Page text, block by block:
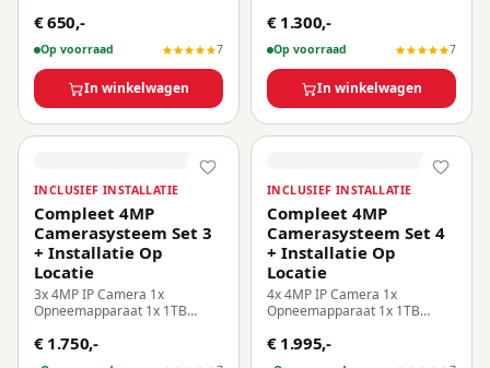
Installatie Op Locatie!
€ 650,-
Op voorraad 7
In winkelwagen
Harde Schijf Inclusief
€ 1.300,-
Op voorraad 7
In winkelwagen
INCLUSIEF INSTALLATIE
Compleet 4MP
Camerasysteem Set 3
+ Installatie Op
Locatie
3x 4MP IP Camera 1x
Opneemapparaat 1x 1TB
Installatie Op Locatie!
€ 1.750,-
INCLUSIEF INSTALLATIE
Compleet 4MP
Camerasysteem Set 4
+ Installatie Op
Locatie
4x 4MP IP Camera 1x
Opneemapparaat 1x 1TB
Installatie Op Locatie!
€ 1.995,-